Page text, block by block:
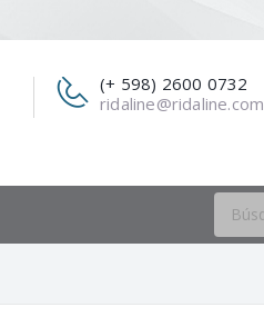
(+ 598) 2600 0732
ridaline@ridaline.com